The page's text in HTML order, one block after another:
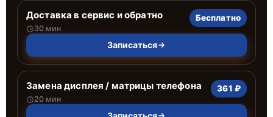
Доставка в сервис и обратно
30 мин
Бесплатно
Записаться
Замена дисплея / матрицы телефона
20 мин
361 ₽